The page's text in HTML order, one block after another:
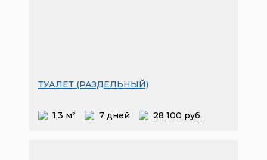
ТУАЛЕТ (РАЗДЕЛЬНЫЙ)
1,3 м² 7 дней 28 100 руб.